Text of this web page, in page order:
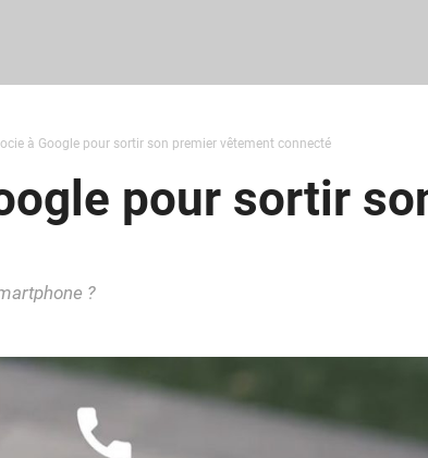
à Google pour sortir son premier vêtement connecté
pour sortir
?